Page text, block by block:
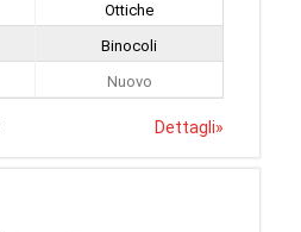
Ottiche
Binocoli
Nuovo
Dettagli»